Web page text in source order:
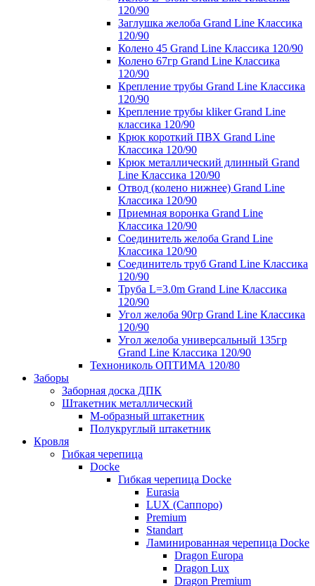
120/90
Заглушка желоба Grand Line Классика
120/90
Колено 45 Grand Line Классика 120/90
Колено 67гр Grand Line Классика
120/90
Крепление трубы Grand Line Классика
120/90
Крепление трубы kliker Grand Line
классика 120/90
Крюк короткий ПВХ Grand Line
Классика 120/90
Крюк металлический длинный Grand
Line Классика 120/90
Отвод (колено нижнее) Grand Line
Классика 120/90
Приемная воронка Grand Line
Классика 120/90
Соединитель желоба Grand Line
Классика 120/90
Соединитель труб Grand Line Классика
120/90
Труба L=3.0m Grand Line Классика
120/90
Угол желоба 90гр Grand Line Классика
120/90
Угол желоба универсальный 135гр
Grand Line Классика 120/90
Технониколь ОПТИМА 120/80
Заборы
Заборная доска ДПК
Штакетник металлический
М-образный штакетник
Полукруглый штакетник
Кровля
Гибкая черепица
Docke
Гибкая черепица Docke
Eurasia
LUX (Саппоро)
Premium
Standart
Ламинированная черепица Docke
Dragon Europa
Dragon Lux
Dragon Premium